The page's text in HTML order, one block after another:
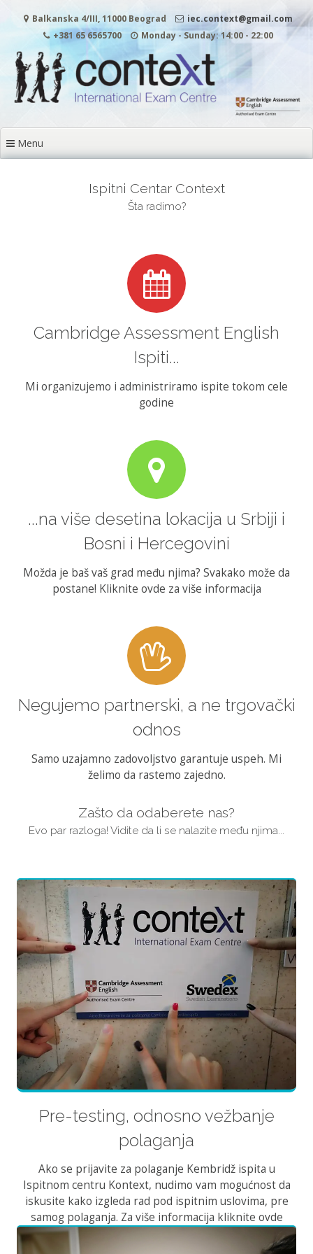
Balkanska 4/III, 11000 Beograd
iec.context@gmail.com
+381 65 6565700
Monday - Sunday: 14:00 - 22:00
Menu
Ispitni Centar Context
Šta radimo?
Cambridge Assessment English
Ispiti...
Mi organizujemo i administriramo ispite tokom cele
godine
...na više desetina lokacija u Srbiji i
Bosni i Hercegovini
Možda je baš vaš grad među njima? Svakako može da
postane! Kliknite ovde za više informacija
Negujemo partnerski, a ne trgovački
odnos
Samo uzajamno zadovoljstvo garantuje uspeh. Mi
želimo da rastemo zajedno.
Zašto da odaberete nas?
Evo par razloga! Vidite da li se nalazite među njima...
Pre-testing, odnosno vežbanje
polaganja
Ako se prijavite za polaganje Kembridž ispita u
Ispitnom centru Kontext, nudimo vam mogućnost da
iskusite kako izgleda rad pod ispitnim uslovima, pre
samog polaganja. Za više informacija kliknite ovde